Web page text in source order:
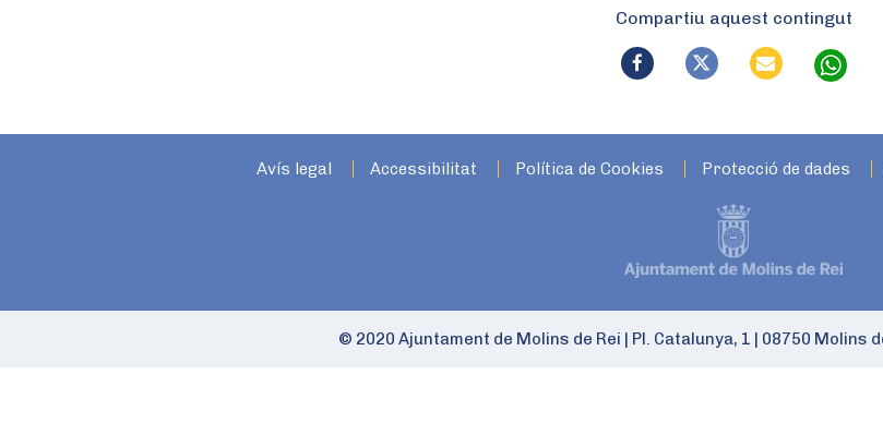
Compartiu aquest contingut
Avís legal Accessibilitat Política de Cookies Protecció de dades
© 2020 Ajuntament de Molins de Rei Pl. Catalunya, 1 08750 Molins